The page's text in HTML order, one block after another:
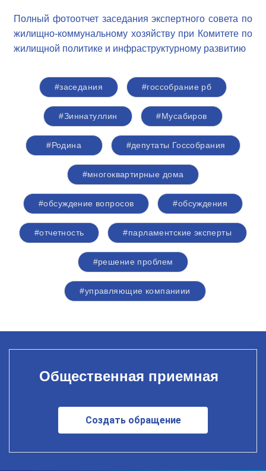
Полный фотоотчет заседания экспертного совета по
жилищно-коммунальному хозяйству при Комитете по
жилищной политике и инфраструктурному развитию
#заседания #госсобрание рб
#Зиннатуллин #Мусабиров
#Родина #депутаты Госсобрания
#многоквартирные дома
#обсуждение вопросов #обсуждения
#отчетность #парламентские эксперты
#решение проблем
#управляющие компаниии
Общественная приемная
Создать обращение